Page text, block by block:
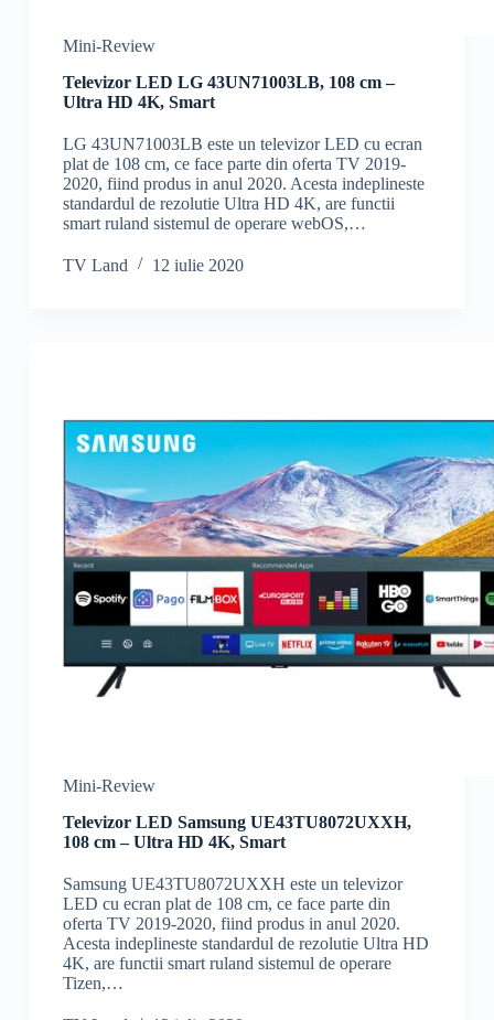
Mini-Review
Televizor LED LG 43UN71003LB, 108 cm –
Ultra HD 4K, Smart
LG 43UN71003LB este un televizor LED cu ecran
plat de 108 cm, ce face parte din oferta TV 2019-
2020, fiind produs in anul 2020. Acesta indeplineste
standardul de rezolutie Ultra HD 4K, are functii
smart ruland sistemul de operare webOS,…
TV Land 12 iulie 2020
Mini-Review
Televizor LED Samsung UE43TU8072UXXH,
108 cm – Ultra HD 4K, Smart
Samsung UE43TU8072UXXH este un televizor
LED cu ecran plat de 108 cm, ce face parte din
oferta TV 2019-2020, fiind produs in anul 2020.
Acesta indeplineste standardul de rezolutie Ultra HD
4K, are functii smart ruland sistemul de operare
Tizen,…